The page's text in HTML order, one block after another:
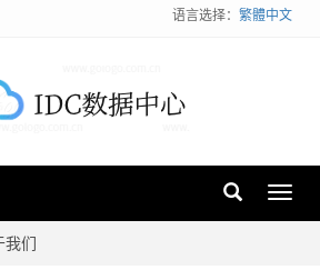
语言选择： 繁體中文
我们